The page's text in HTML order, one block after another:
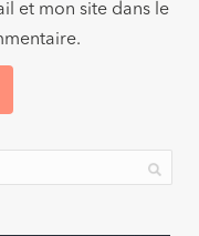
et mon site dans le